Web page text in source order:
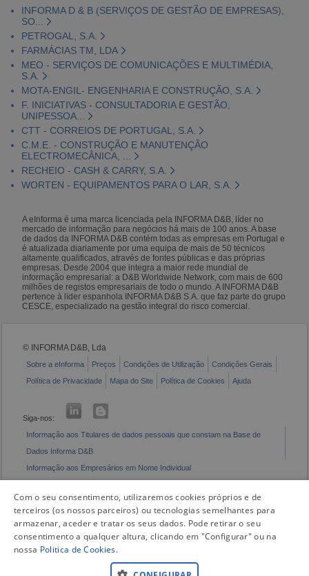
INFORMA D & B (SERVIÇOS DE GESTÃO DE EMPRESAS),
SO...
PETROGAL, S.A.
FARMÁCIAS TM, LDA
MEO - SERVIÇOS DE COMUNICAÇÕES E MULTIMÉDIA,
S.A.
MOTA-ENGIL- ENGENHARIA E CONSTRUÇÃO, S.A.
F. INICIATIVAS - CONSULTADORIA E GESTÃO,
UNIPESSOA...
CTT - CORREIOS DE PORTUGAL, S.A.
C.M.E. - CONSTRUÇÃO E MANUTENÇÃO
ELECTROMECÂNICA, ...
RECHEIO - CASH & CARRY, S.A.
WORTEN - EQUIPAMENTOS PARA O LAR, S.A.
A eInforma é uma marca licenciada pela INFORMA D&B, líder no
mercado de informação para negócios há mais de 100 anos. A base
de dados da INFORMA D&B contém todas as empresas em Portugal e
é atualizada diariamente por uma equipa de mais de 50 técnicos
altamente qualificados, através de fontes públicas e das próprias
empresas. Desde 2004 que integra a maior rede mundial de
informação empresarial: a D&B Worldwide Network, com mais de 600
milhões de registos empresariais de todo o mundo. A INFORMA D&B
pertence à líder espanhola INFORMA D&B S.A. que faz parte do grupo
CESCE, especializado na gestão integral do risco comercial.
© INFORMA D&B, Lda
Sobre a eInforma Preços Condições de Utilização
Condições Gerais
Política de Privacidade
Mapa do Site Política de Cookies Ajuda
Siga-nos:
Informação aos Titulares de dados pessoais que constam na Base de
Dados Informa D&B
Informação aos Empresários em Nome Individual
Com o seu consentimento, utilizaremos cookies próprios e de
terceiros (os nossos parceiros) ou tecnologias semelhantes para
armazenar, aceder e tratar os seus dados. Pode retirar o seu
consentimento a qualquer altura, clicando em "Configurar" ou na
nossa Politica de Cookies.